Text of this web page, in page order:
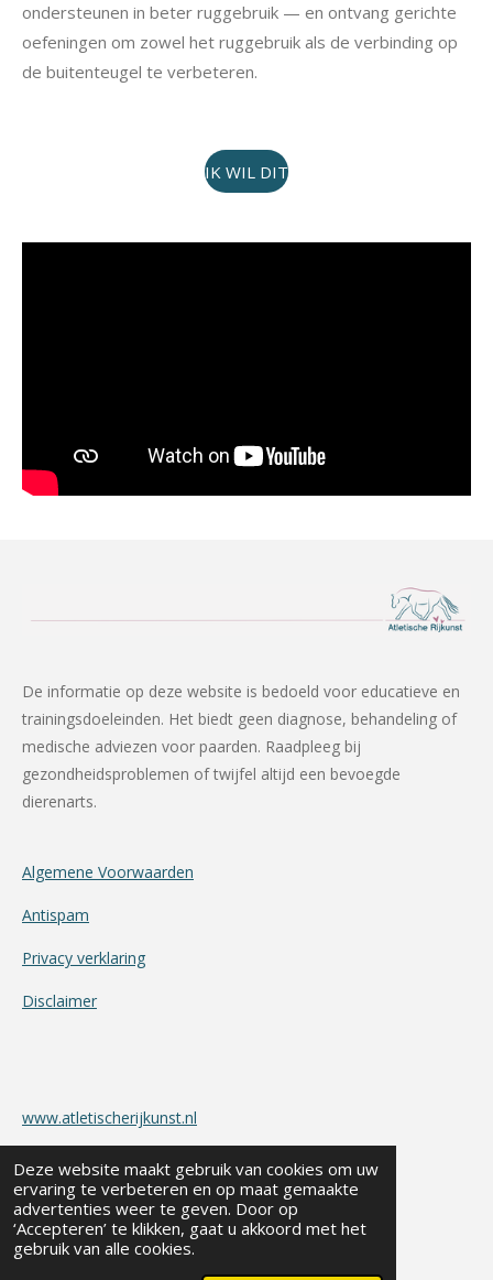
Deze website maakt gebruik van cookies om uw
ervaring te verbeteren en op maat gemaakte
advertenties weer te geven. Door op
‘Accepteren’ te klikken, gaat u akkoord met het
gebruik van alle cookies.
ondersteunen in beter ruggebruik — en ontvang gerichte
oefeningen om zowel het ruggebruik als de verbinding op
de buitenteugel te verbeteren.
IK WIL DIT
De informatie op deze website is bedoeld voor educatieve en
trainingsdoeleinden. Het biedt geen diagnose, behandeling of
medische adviezen voor paarden. Raadpleeg bij
gezondheidsproblemen of twijfel altijd een bevoegde
dierenarts.
Algemene Voorwaarden
Antispam
Privacy verklaring
Disclaimer
www.atletischerijkunst.nl
info@atletischerijkunst.nl
BTW.nr.: 1703.82.035.B.01
KvK-nummer : 50186264